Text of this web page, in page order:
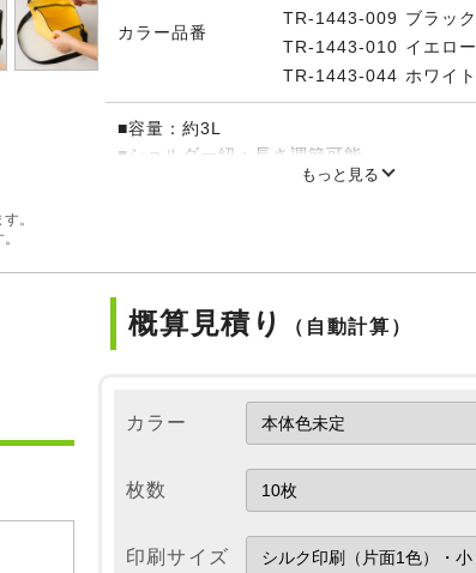
。
カラー品番
TR-1443-009 ブラック
TR-1443-010 イエロー
TR-1443-044 ホワイト
■容量：約3L
■ショルダー紐：長さ調節可能
もっと見る
概算見積り （自動計算）
カラー
枚数
印刷サイズ